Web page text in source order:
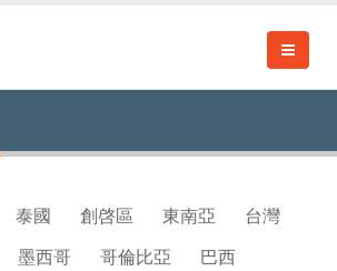
泰國 創啓區 東南亞
台灣
墨西哥 哥倫比亞
巴西